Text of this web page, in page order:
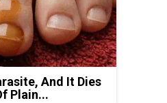
And It Dies
Plain...